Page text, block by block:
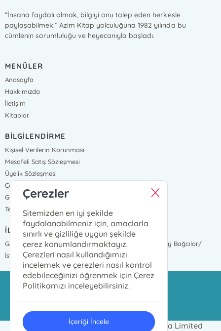
“İnsana faydalı olmak, bilgiyi onu talep eden herkesle
paylaşabilmek.” Azim Kitap yolculuğuna 1982 yılında bu
cümlenin sorumluluğu ve heyecanıyla başladı.
MENÜLER
Anasayfa
Hakkımızda
İletişim
Kitaplar
BİLGİLENDİRME
Kişisel Verilerin Korunması
Mesafeli Satış Sözleşmesi
Üyelik Sözleşmesi
Çerez Politikası
Gizlilik Ve Güvenlik
Teslimat ve İade
İLETİŞİM BİLGİLERİ
Göztepe Mah. İnönü Cad. 2377 Sokak No:17 Mahmutbey Bağcılar/
İstanbul
azim@azimdagitim.com
02124469999
2024 © Azim Kitap Dağıtım ve Pazarlama Limited
Çerezler
Sitemizden en iyi şekilde
faydalanabilmeniz için, amaçlarla
sınırlı ve gizliliğe uygun şekilde
çerez konumlandırmaktayız.
Çerezleri nasıl kullandığımızı
incelemek ve çerezleri nasıl kontrol
edebileceğinizi öğrenmek için Çerez
Politikamızı inceleyebilirsiniz.
İçeriği İncele